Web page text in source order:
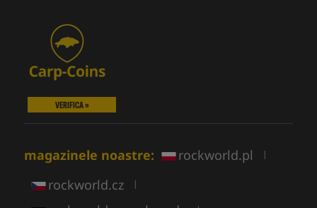
VERIFICA »
magazinele noastre: rockworld.pl |
rockworld.cz |